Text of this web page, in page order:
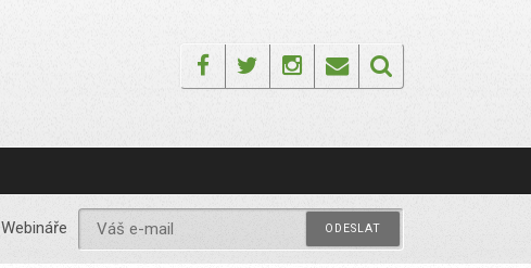
FacebookTwitterInstagram
Email
Webináře